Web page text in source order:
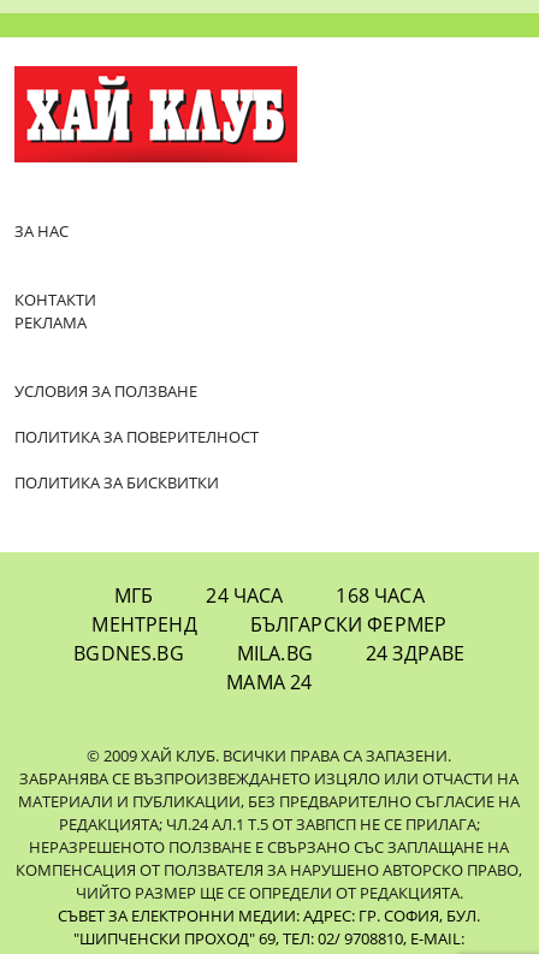
ЗА НАС
КОНТАКТИ
РЕКЛАМА
УСЛОВИЯ ЗА ПОЛЗВАНЕ
ПОЛИТИКА ЗА ПОВЕРИТЕЛНОСТ
ПОЛИТИКА ЗА БИСКВИТКИ
МГБ 24 ЧАСА
168 ЧАСА
МЕНТРЕНД
БЪЛГАРСКИ ФЕРМЕР
BGDNES.BG
MILA.BG
24 ЗДРАВЕ
МАМА 24
© 2009 ХАЙ КЛУБ. ВСИЧКИ ПРАВА СА ЗАПАЗЕНИ.
ЗАБРАНЯВА СЕ ВЪЗПРОИЗВЕЖДАНЕТО ИЗЦЯЛО ИЛИ ОТЧАСТИ НА
МАТЕРИАЛИ И ПУБЛИКАЦИИ, БЕЗ ПРЕДВАРИТЕЛНО СЪГЛАСИЕ НА
РЕДАКЦИЯТА; ЧЛ.24 АЛ.1 Т.5 ОТ ЗАВПСП НЕ СЕ ПРИЛАГА;
НЕРАЗРЕШЕНОТО ПОЛЗВАНЕ Е СВЪРЗАНО СЪС ЗАПЛАЩАНЕ НА
КОМПЕНСАЦИЯ ОТ ПОЛЗВАТЕЛЯ ЗА НАРУШЕНО АВТОРСКО ПРАВО,
ЧИЙТО РАЗМЕР ЩЕ СЕ ОПРЕДЕЛИ ОТ РЕДАКЦИЯТА.
СЪВЕТ ЗА ЕЛЕКТРОННИ МЕДИИ: АДРЕС: ГР. СОФИЯ, БУЛ.
"ШИПЧЕНСКИ ПРОХОД" 69, ТЕЛ: 02/ 9708810, E-MAIL: